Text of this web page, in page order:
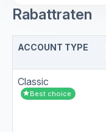
Rabattraten
ACCOUNT TYPE
Classic
starBest choice